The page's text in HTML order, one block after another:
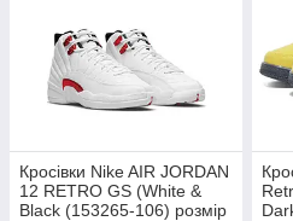
Кросівки Nike AIR JORDAN
12 RETRO GS (White &
Black (153265-106) розмір